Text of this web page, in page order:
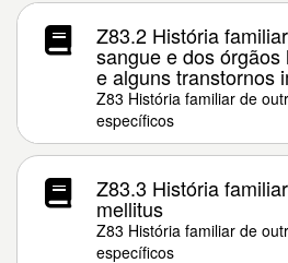
Z83.2 História
sangue e dos
e alguns transtornos
Z83 História familiar de
específicos
Z83.3 História
mellitus
Z83 História familiar de
específicos